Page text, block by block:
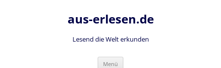
aus-erlesen.de
Lesend die Welt erkunden
Menü